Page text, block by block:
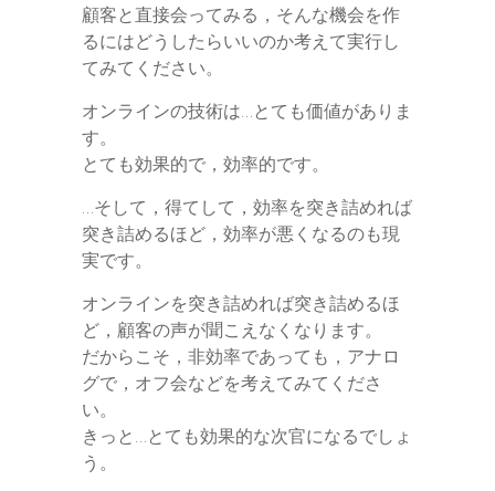
顧客と直接会ってみる，そんな機会を作
るにはどうしたらいいのか考えて実行し
てみてください。
オンラインの技術は…とても価値がありま
す。
とても効果的で，効率的です。
…そして，得てして，効率を突き詰めれば
突き詰めるほど，効率が悪くなるのも現
実です。
オンラインを突き詰めれば突き詰めるほ
ど，顧客の声が聞こえなくなります。
だからこそ，非効率であっても，アナロ
グで，オフ会などを考えてみてくださ
い。
きっと…とても効果的な次官になるでしょ
う。